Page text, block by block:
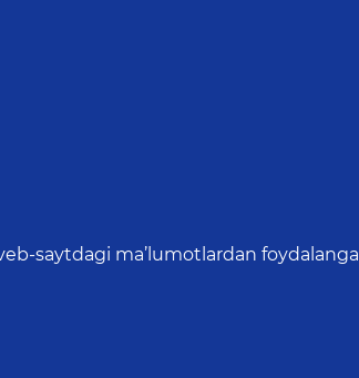
saytdagi ma’lumotlardan